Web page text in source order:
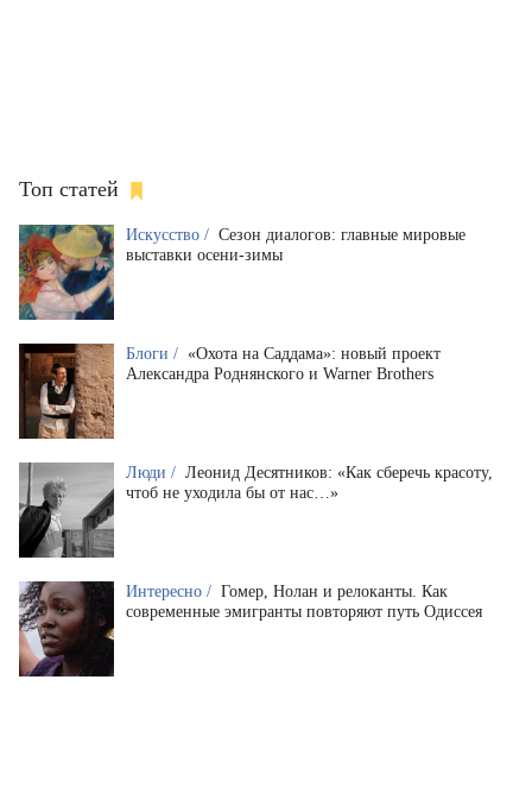
Топ статей
Искусство / Сезон диалогов: главные мировые
выставки осени-зимы
Блоги / «Охота на Саддама»: новый проект
Александра Роднянского и Warner Brothers
Люди / Леонид Десятников: «Как сберечь красоту,
чтоб не уходила бы от нас…»
Интересно / Гомер, Нолан и релоканты. Как
современные эмигранты повторяют путь Одиссея